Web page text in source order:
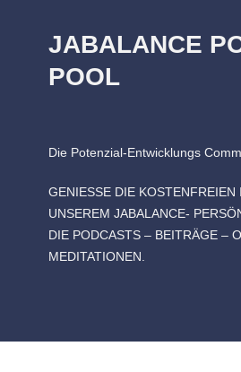
JABALANCE
POOL
Die Potenzial-Entwicklungs
GENIESSE DIE KOSTENFREIEN
UNSEREM JABALANCE-
DIE PODCASTS – BEITRÄGE –
MEDITATIONEN.